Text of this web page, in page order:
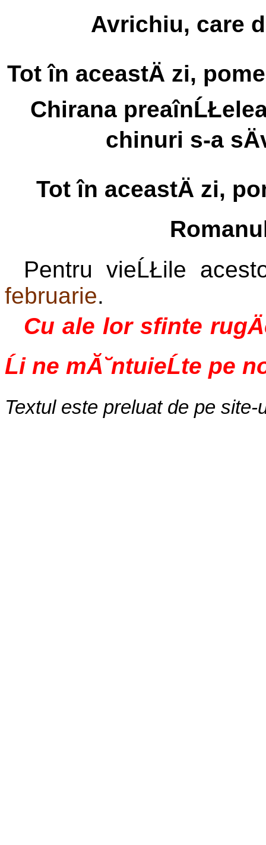
Avrichiu, care
Tot în aceastÄ zi,
Chirana
chinuri s-a
Tot în aceastÄ zi,
Pentru vieĹŁile
februarie.
Cu ale lor sfinte
Ĺi ne mĂ˘ntuieĹte pe
Textul este preluat de pe